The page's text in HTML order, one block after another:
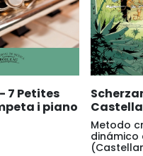
7 Petites
i piano
Metodo
dinámico